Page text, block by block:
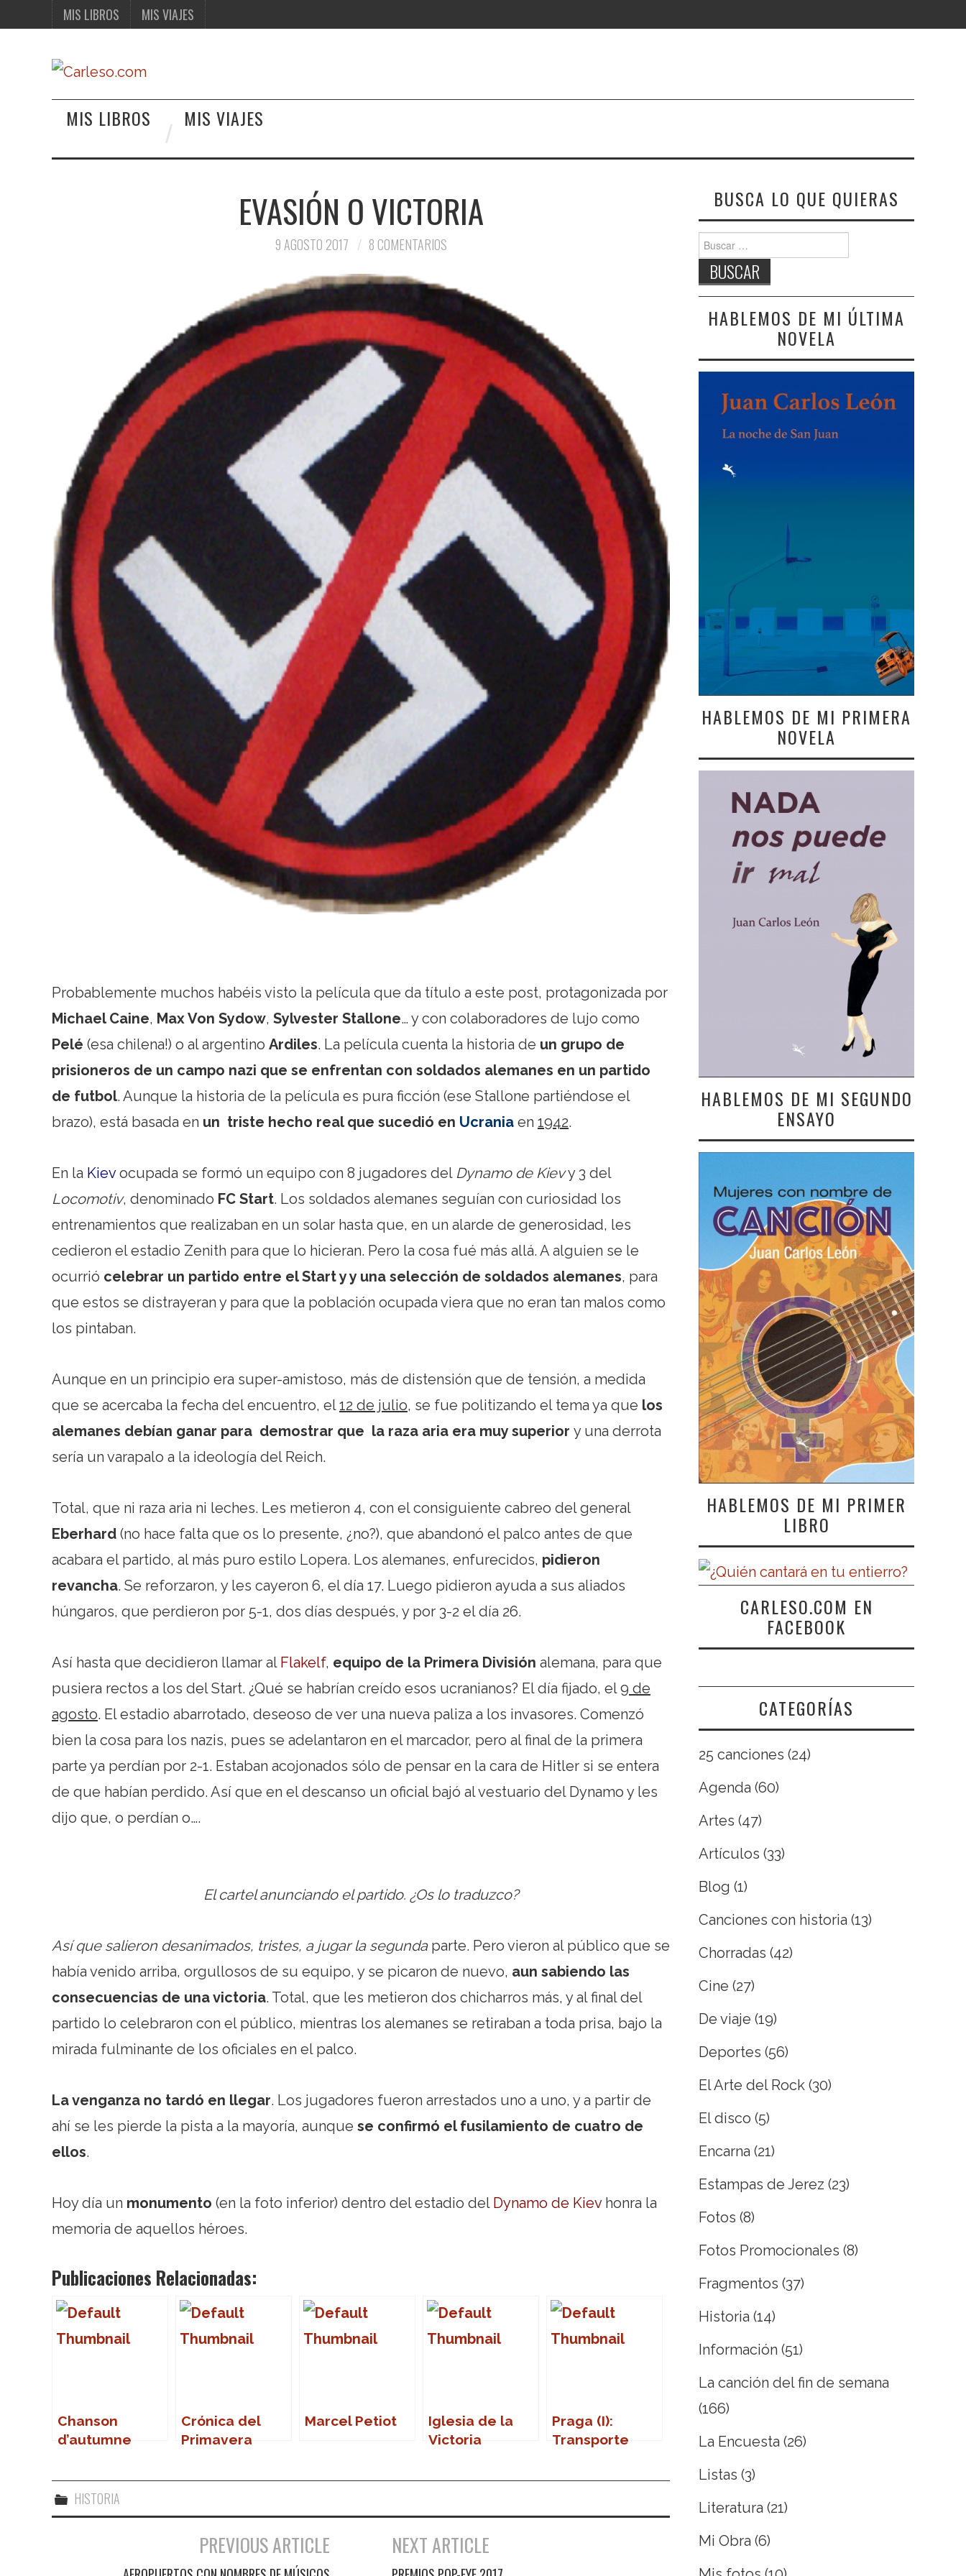
MIS LIBROS MIS VIAJES
MIS LIBROS MIS VIAJES
EVASIÓN O VICTORIA
9 AGOSTO 2017 8 COMENTARIOS
Probablemente muchos habéis visto la película que da título a este post, protagonizada por
Michael Caine, Max Von Sydow, Sylvester Stallone… y con colaboradores de lujo como
Pelé (esa chilena!) o al argentino Ardiles. La película cuenta la historia de un grupo de
prisioneros de un campo nazi que se enfrentan con soldados alemanes en un partido
de futbol. Aunque la historia de la película es pura ficción (ese Stallone partiéndose el
brazo), está basada en un triste hecho real que sucedió en Ucrania en 1942.
En la Kievocupada se formó un equipo con 8 jugadores del Dynamo de Kievy 3 del
Locomotiv, denominado FC Start. Los soldados alemanes seguían con curiosidad los
entrenamientos que realizaban en un solar hasta que, en un alarde de generosidad, les
cedieron el estadio Zenith para que lo hicieran. Pero la cosa fué más allá. A alguien se le
ocurrió celebrar un partido entre el Start y y una selección de soldados alemanes, para
que estos se distrayeran y para que la población ocupada viera que no eran tan malos como
los pintaban.
Aunque en un principio era super-amistoso, más de distensión que de tensión, a medida
que se acercaba la fecha del encuentro, el12 de julio, se fue politizando el tema ya que los
alemanes debían ganar para demostrar que la raza aria era muy superior y una derrota
sería un varapalo a la ideología del Reich.
Total, que ni raza aria ni leches. Les metieron 4, con el consiguiente cabreo del general
Eberhard (no hace falta que os lo presente, ¿no?), que abandonó el palco antes de que
acabara el partido, al más puro estilo Lopera. Los alemanes, enfurecidos, pidieron
revancha. Se reforzaron, y les cayeron 6, el día 17. Luego pidieron ayuda a sus aliados
húngaros, que perdieron por 5-1, dos días después, y por 3-2 el día 26.
Así hasta que decidieron llamar al Flakelf, equipo de la Primera División alemana, para que
pusiera rectos a los del Start. ¿Qué se habrían creído esos ucranianos? El día fijado, el9 de
agosto. El estadio abarrotado, deseoso de ver una nueva paliza a los invasores. Comenzó
bien la cosa para los nazis, pues se adelantaron en el marcador, pero al final de la primera
parte ya perdían por 2-1. Estaban acojonados sólo de pensar en la cara de Hitler si se entera
de que habían perdido. Así que en el descanso un oficial bajó al vestuario del Dynamo y les
dijo que, o perdían o….
El cartel anunciando el partido. ¿Os lo traduzco?
Así que salieron desanimados, tristes, a jugar la segunda parte. Pero vieron al público que se
había venido arriba, orgullosos de su equipo, y se picaron de nuevo, aun sabiendo las
consecuencias de una victoria. Total, que les metieron dos chicharros más, y al final del
partido lo celebraron con el público, mientras los alemanes se retiraban a toda prisa, bajo la
mirada fulminante de los oficiales en el palco.
La venganza no tardó en llegar. Los jugadores fueron arrestados uno a uno, y a partir de
ahí se les pierde la pista a la mayoría, aunque se confirmó el fusilamiento de cuatro de
ellos.
Hoy día un monumento (en la foto inferior) dentro del estadio del Dynamo de Kiev honra la
memoria de aquellos héroes.
Publicaciones Relacionadas:
Chanson
d’autumne
Crónica del
Primavera
Marcel Petiot
Iglesia de la
Victoria
Praga (I):
Transporte
HISTORIA
Navegación de entradas
PREVIOUS ARTICLE NEXT ARTICLE
BUSCA LO QUE QUIERAS
Buscar:
HABLEMOS DE MI ÚLTIMA
NOVELA
HABLEMOS DE MI PRIMERA
NOVELA
HABLEMOS DE MI SEGUNDO
ENSAYO
HABLEMOS DE MI PRIMER
LIBRO
CARLESO.COM EN
FACEBOOK
CATEGORÍAS
25 canciones (24)
Agenda (60)
Artes (47)
Artículos (33)
Blog (1)
Canciones con historia (13)
Chorradas (42)
Cine (27)
De viaje (19)
Deportes (56)
El Arte del Rock (30)
El disco (5)
Encarna (21)
Estampas de Jerez (23)
Fotos (8)
Fotos Promocionales (8)
Fragmentos (37)
Historia (14)
Información (51)
La canción del fin de semana
(166)
La Encuesta (26)
Listas (3)
Literatura (21)
Mi Obra (6)